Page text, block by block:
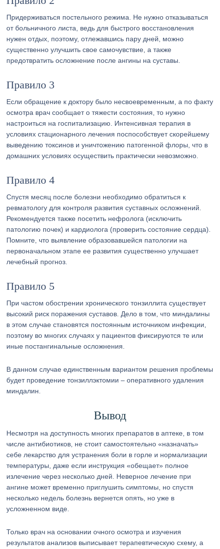
Придерживаться постельного режима. Не нужно отказываться
от больничного листа, ведь для быстрого восстановления
нужен отдых, поэтому, отлежавшись пару дней, можно
существенно улучшить свое самочувствие, а также
предотвратить осложнение после ангины на суставы.
Правило 3
Если обращение к доктору было несвоевременным, а по факту
осмотра врач сообщает о тяжести состояния, то нужно
настроиться на госпитализацию. Интенсивная терапия в
условиях стационарного лечения поспособствует скорейшему
выведению токсинов и уничтожению патогенной флоры, что в
домашних условиях осуществить практически невозможно.
Правило 4
Спустя месяц после болезни необходимо обратиться к
ревматологу для контроля развития суставных осложнений.
Рекомендуется также посетить нефролога (исключить
патологию почек) и кардиолога (проверить состояние сердца).
Помните, что выявление образовавшейся патологии на
первоначальном этапе ее развития существенно улучшает
лечебный прогноз.
Правило 5
При частом обострении хронического тонзиллита существует
высокий риск поражения суставов. Дело в том, что миндалины
в этом случае становятся постоянным источником инфекции,
поэтому во многих случаях у пациентов фиксируются те или
иные постангинальные осложнения.
В данном случае единственным вариантом решения проблемы
будет проведение тонзиллэктомии – оперативного удаления
миндалин.
Вывод
Несмотря на доступность многих препаратов в аптеке, в том
числе антибиотиков, не стоит самостоятельно «назначать»
себе лекарство для устранения боли в горле и нормализации
температуры, даже если инструкция «обещает» полное
излечение через несколько дней. Неверное лечение при
ангине может временно приглушить симптомы, но спустя
несколько недель болезнь вернется опять, но уже в
усложненном виде.
Только врач на основании очного осмотра и изучения
результатов анализов выписывает терапевтическую схему, а